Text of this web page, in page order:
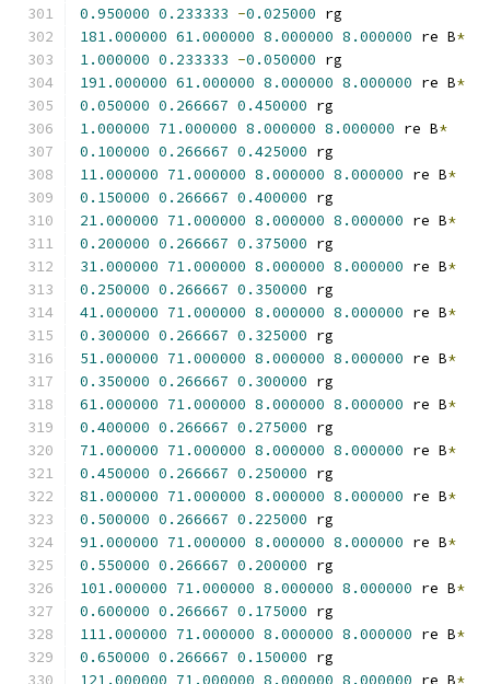
0.950000 0.233333 -0.025000 rg
181.000000 61.000000 8.000000 8.000000 re B*
1.000000 0.233333 -0.050000 rg
191.000000 61.000000 8.000000 8.000000 re B*
0.050000 0.266667 0.450000 rg
1.000000 71.000000 8.000000 8.000000 re B*
0.100000 0.266667 0.425000 rg
11.000000 71.000000 8.000000 8.000000 re B*
0.150000 0.266667 0.400000 rg
21.000000 71.000000 8.000000 8.000000 re B*
0.200000 0.266667 0.375000 rg
31.000000 71.000000 8.000000 8.000000 re B*
0.250000 0.266667 0.350000 rg
41.000000 71.000000 8.000000 8.000000 re B*
0.300000 0.266667 0.325000 rg
51.000000 71.000000 8.000000 8.000000 re B*
0.350000 0.266667 0.300000 rg
61.000000 71.000000 8.000000 8.000000 re B*
0.400000 0.266667 0.275000 rg
71.000000 71.000000 8.000000 8.000000 re B*
0.450000 0.266667 0.250000 rg
81.000000 71.000000 8.000000 8.000000 re B*
0.500000 0.266667 0.225000 rg
91.000000 71.000000 8.000000 8.000000 re B*
0.550000 0.266667 0.200000 rg
101.000000 71.000000 8.000000 8.000000 re B*
0.600000 0.266667 0.175000 rg
111.000000 71.000000 8.000000 8.000000 re B*
0.650000 0.266667 0.150000 rg
121.000000 71.000000 8.000000 8.000000 re B*